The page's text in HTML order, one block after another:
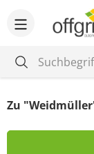
Zum Hauptinhalt
Zu